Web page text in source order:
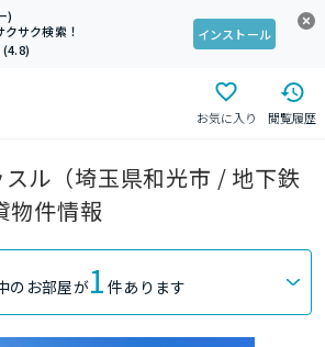
)
サク検索！
(4.8)
インストール
お気に入り 閲覧履歴
ル（埼玉県和光市 / 地下鉄
物件情報
のお部屋が1 件あります